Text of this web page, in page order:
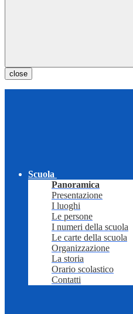
close
Scuola
Panoramica
Presentazione
I luoghi
Le persone
I numeri della scuola
Le carte della scuola
Organizzazione
La storia
Orario scolastico
Contatti